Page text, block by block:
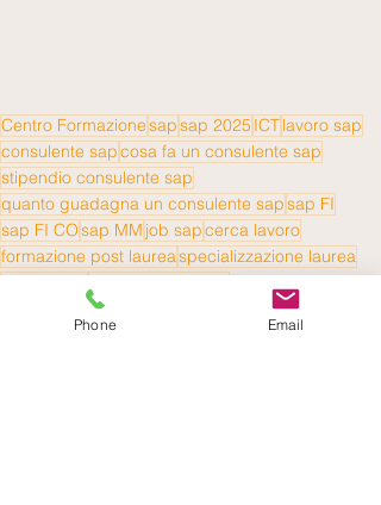
Centro Formazionesapsap 2025 ICTlavoro sap
consulente sapcosa fa un consulente sap
stipendio consulente sap
quanto guadagna un consulente sapsap FI
sap FI COsap MM job sapcerca lavoro
formazione post laureaspecializzazione laurea
master sapfinanza e controllo
ingegneria gestionale sap
economia sap
preparazione colloquio
Phone Email